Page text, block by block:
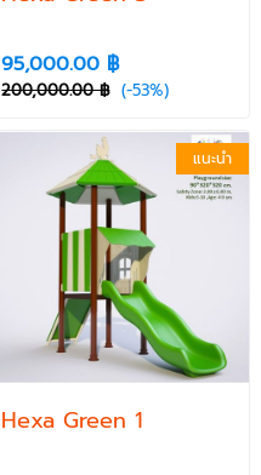
95,000.00 ฿
200,000.00 ฿ (-53%)
แนะนำ
Hexa Green 1